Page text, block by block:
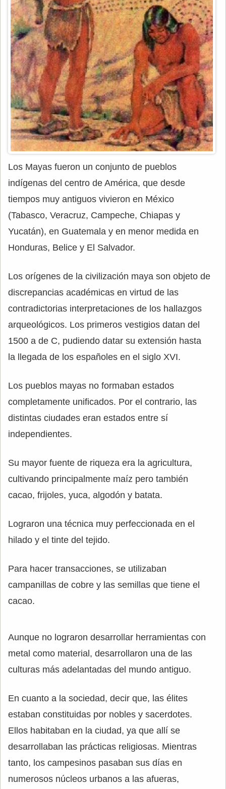
Los Mayas fueron un conjunto de pueblos
indígenas del centro de América, que desde
tiempos muy antiguos vivieron en México
(Tabasco, Veracruz, Campeche, Chiapas y
Yucatán), en Guatemala y en menor medida en
Honduras, Belice y El Salvador.
Los orígenes de la civilización maya son objeto de
discrepancias académicas en virtud de las
contradictorias interpretaciones de los hallazgos
arqueológicos. Los primeros vestigios datan del
1500 a de C, pudiendo datar su extensión hasta
la llegada de los españoles en el siglo XVI.
Los pueblos mayas no formaban estados
completamente unificados. Por el contrario, las
distintas ciudades eran estados entre sí
independientes.
Su mayor fuente de riqueza era la agricultura,
cultivando principalmente maíz pero también
cacao, frijoles, yuca, algodón y batata.
Lograron una técnica muy perfeccionada en el
hilado y el tinte del tejido.
Para hacer transacciones, se utilizaban
campanillas de cobre y las semillas que tiene el
cacao.
Aunque no lograron desarrollar herramientas con
metal como material, desarrollaron una de las
culturas más adelantadas del mundo antiguo.
En cuanto a la sociedad, decir que, las élites
estaban constituidas por nobles y sacerdotes.
Ellos habitaban en la ciudad, ya que allí se
desarrollaban las prácticas religiosas. Mientras
tanto, los campesinos pasaban sus días en
numerosos núcleos urbanos a las afueras,